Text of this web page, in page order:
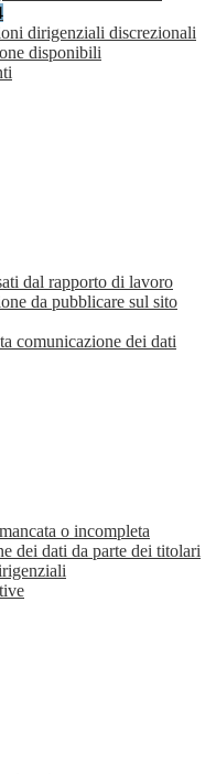
dirigenziali discrezionali
disponibili
dal rapporto di lavoro
da pubblicare sul sito
comunicazione dei dati
o incompleta
dei dati da parte dei titolari